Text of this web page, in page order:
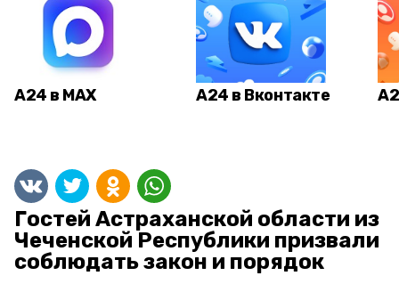
А24 в MAX А24 в Вконтакте
Гостей Астраханской области из
Чеченской Республики призвали
соблюдать закон и порядок